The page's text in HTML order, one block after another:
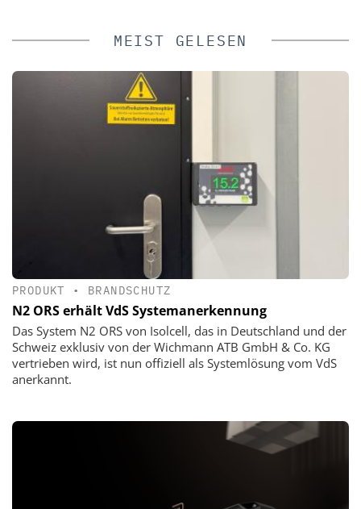
MEIST GELESEN
PRODUKT • BRANDSCHUTZ
N2 ORS erhält VdS Systemanerkennung
Das System N2 ORS von Isolcell, das in Deutschland und der
Schweiz exklusiv von der Wichmann ATB GmbH & Co. KG
vertrieben wird, ist nun offiziell als Systemlösung vom VdS
anerkannt.